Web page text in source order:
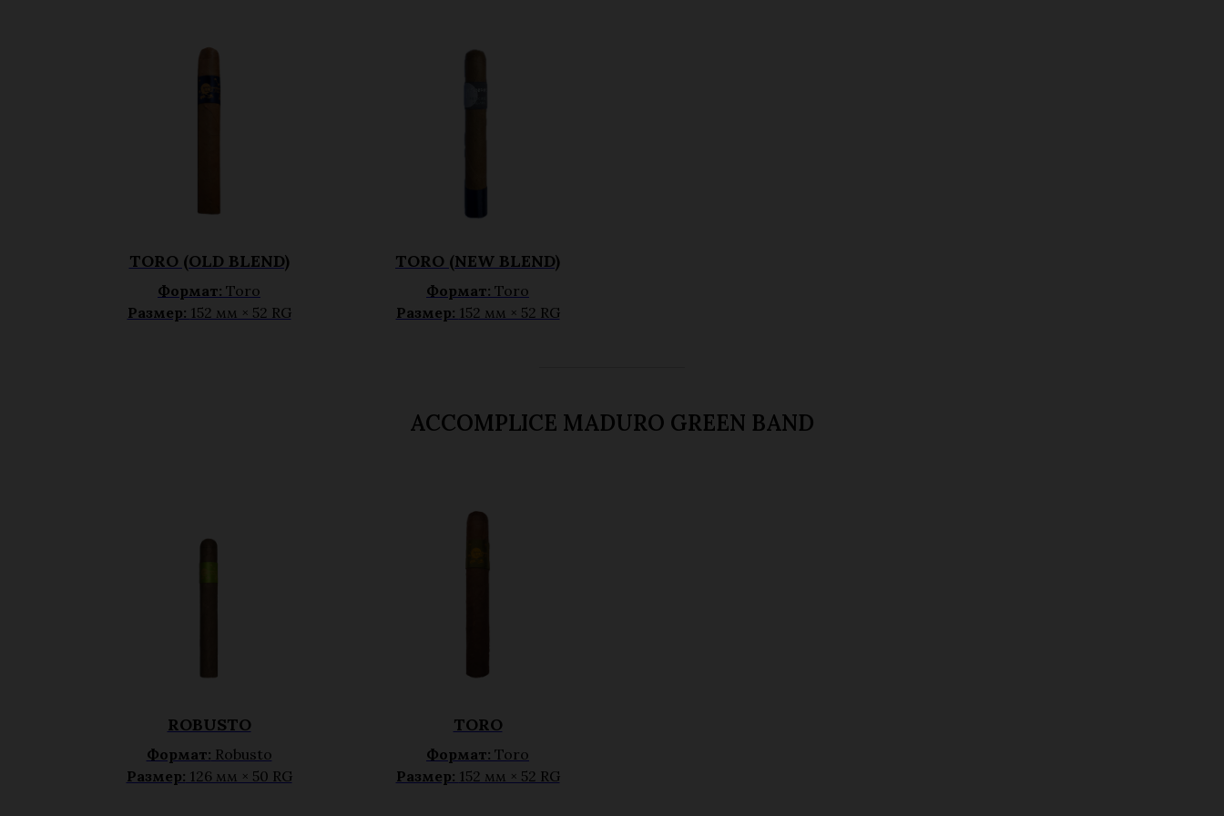
TORO (OLD BLEND)
Формат: Toro
Размер: 152 мм × 52 RG
TORO (NEW BLEND)
Формат: Toro
Размер: 152 мм × 52 RG
ACCOMPLICE MADURO GREEN BAND
ROBUSTO
Формат: Robusto
Размер: 126 мм × 50 RG
TORO
Формат: Toro
Размер: 152 мм × 52 RG